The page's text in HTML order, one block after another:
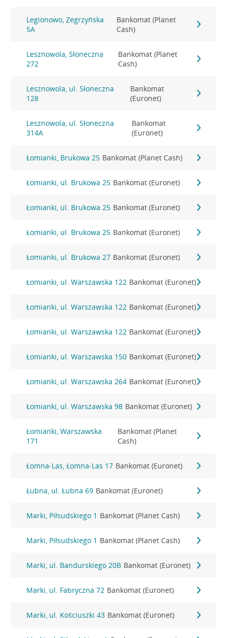
Legionowo, Zegrzyńska
5A
Bankomat (Planet
Cash)
Lesznowola, Słoneczna
272
Bankomat (Planet
Cash)
Lesznowola, ul. Słoneczna
128
Bankomat
(Euronet)
Lesznowola, ul. Słoneczna
314A
Bankomat
(Euronet)
Łomianki, Brukowa 25 Bankomat (Planet Cash)
Łomianki, ul. Brukowa 25 Bankomat (Euronet)
Łomianki, ul. Brukowa 25 Bankomat (Euronet)
Łomianki, ul. Brukowa 25 Bankomat (Euronet)
Łomianki, ul. Brukowa 27 Bankomat (Euronet)
Łomianki, ul. Warszawska 122 Bankomat (Euronet)
Łomianki, ul. Warszawska 122 Bankomat (Euronet)
Łomianki, ul. Warszawska 122 Bankomat (Euronet)
Łomianki, ul. Warszawska 150 Bankomat (Euronet)
Łomianki, ul. Warszawska 264 Bankomat (Euronet)
Łomianki, ul. Warszawska 98 Bankomat (Euronet)
Łomianki, Warszawska
171
Bankomat (Planet
Cash)
Łomna-Las, Łomna-Las 17 Bankomat (Euronet)
Łubna, ul. Łubna 69 Bankomat (Euronet)
Marki, Piłsudskiego 1 Bankomat (Planet Cash)
Marki, Piłsudskiego 1 Bankomat (Planet Cash)
Marki, ul. Bandurskiego 20B Bankomat (Euronet)
Marki, ul. Fabryczna 72 Bankomat (Euronet)
Marki, ul. Kościuszki 43 Bankomat (Euronet)